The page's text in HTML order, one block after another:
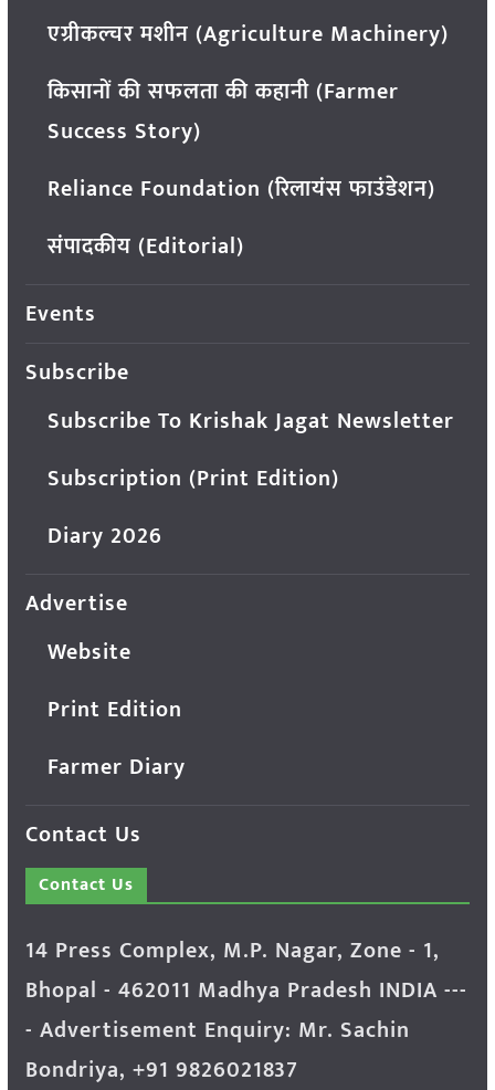
एग्रीकल्चर मशीन (Agriculture Machinery)
किसानों की सफलता की कहानी (Farmer
Success Story)
Reliance Foundation (रिलायंस फाउंडेशन)
संपादकीय (Editorial)
Events
Subscribe
Subscribe To Krishak Jagat Newsletter
Subscription (Print Edition)
Diary 2026
Advertise
Website
Print Edition
Farmer Diary
Contact Us
Contact Us
14 Press Complex, M.P. Nagar, Zone - 1,
Bhopal - 462011 Madhya Pradesh INDIA ---
- Advertisement Enquiry: Mr. Sachin
Bondriya, +91 9826021837